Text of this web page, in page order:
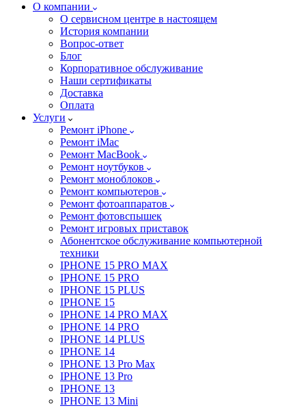
О компании
О сервисном центре в настоящем
История компании
Вопрос-ответ
Блог
Корпоративное обслуживание
Наши сертификаты
Доставка
Оплата
Услуги
Ремонт iPhone
Ремонт iMac
Ремонт MacBook
Ремонт ноутбуков
Ремонт моноблоков
Ремонт компьютеров
Ремонт фотоаппаратов
Ремонт фотовспышек
Ремонт игровых приставок
Абонентское обслуживание компьютерной
техники
IPHONE 15 PRO MAX
IPHONE 15 PRO
IPHONE 15 PLUS
IPHONE 15
IPHONE 14 PRO MAX
IPHONE 14 PRO
IPHONE 14 PLUS
IPHONE 14
IPHONE 13 Pro Max
IPHONE 13 Pro
IPHONE 13
IPHONE 13 Mini